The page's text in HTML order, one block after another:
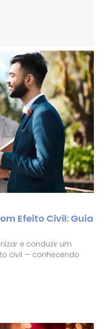
Efeito Civil: Guia
e conduzir um
civil — conhecendo